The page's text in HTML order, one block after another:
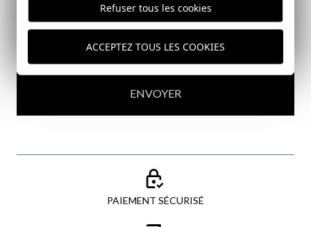
J'ai lu et j'accepte votrepolitique de protection des
données
ENVOYER
PAIEMENT SÉCURISÉ
Refuser tous les cookies
ACCEPTEZ TOUS LES COOKIES